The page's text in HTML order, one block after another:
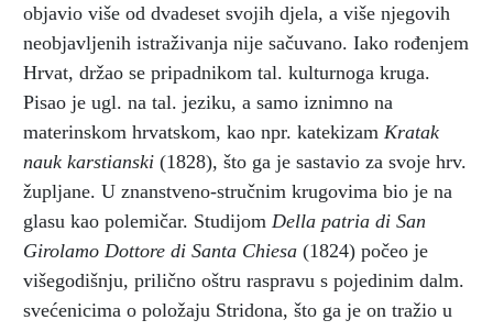
objavio više od dvadeset svojih djela, a više njegovih
neobjavljenih istraživanja nije sačuvano. Iako rođenjem
Hrvat, držao se pripadnikom tal. kulturnoga kruga.
Pisao je ugl. na tal. jeziku, a samo iznimno na
materinskom hrvatskom, kao npr. katekizam Kratak
nauk karstianski (1828), što ga je sastavio za svoje hrv.
župljane. U znanstveno-stručnim krugovima bio je na
glasu kao polemičar. Studijom Della patria di San
Girolamo Dottore di Santa Chiesa (1824) počeo je
višegodišnju, prilično oštru raspravu s pojedinim dalm.
svećenicima o položaju Stridona, što ga je on tražio u